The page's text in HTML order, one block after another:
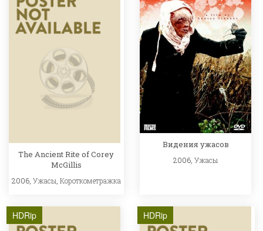
The Ancient Rite of Corey
McGillis
2006, Ужасы, Короткометражка
Видения ужасов
2006,Ужасы
HDRip HDRip